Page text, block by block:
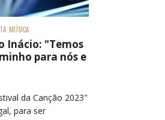
MÚSICA
Inácio: "Temos
para nós e
da Canção 2023"
para ser